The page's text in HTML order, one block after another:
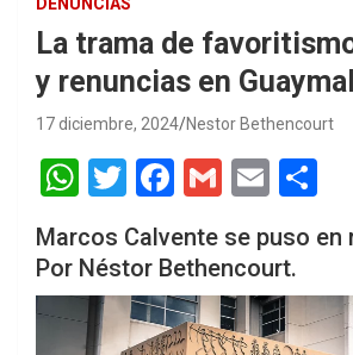
La trama de
y renuncias en
17 diciembre, 2024 Nestor Bethencourt
W
at
s
A
T
wi
tt
er
F
ce
b
o
G
ail
E
ail ar
e
Marcos Calvente se puso en
Por Néstor Bethencourt.